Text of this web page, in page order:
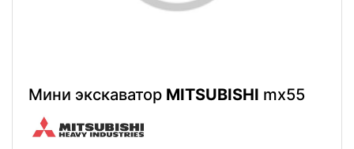
Мини экскаватор MITSUBISHI mx55